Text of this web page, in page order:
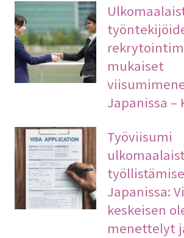
mukaiset
Japanissa
Työviisumi
Japanissa:
keskeisen
menettelyt